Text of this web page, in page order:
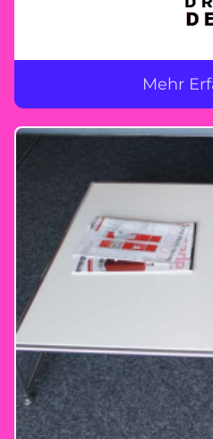
Mehr